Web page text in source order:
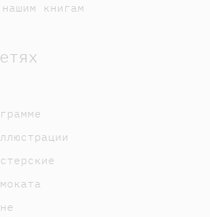
книгам